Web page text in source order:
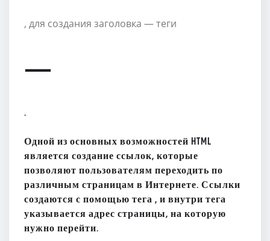
, для создания заголовка — теги
—
.
Одной из основных возможностей HTML
является создание ссылок, которые
позволяют пользователям переходить по
различным страницам в Интернете. Ссылки
создаются с помощью тега , и внутри тега
указывается адрес страницы, на которую
нужно перейти.